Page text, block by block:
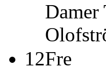
Damer
12Fre